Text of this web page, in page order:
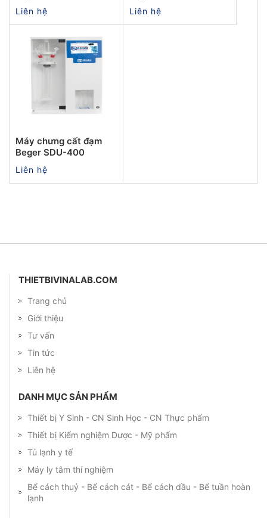
Liên hệ Liên hệ
Máy chưng cất đạm
Beger SDU-400
Liên hệ
THIETBIVINALAB.COM
Trang chủ
Giới thiệu
Tư vấn
Tin tức
Liên hệ
DANH MỤC SẢN PHẨM
Thiết bị Y Sinh - CN Sinh Học - CN Thực phẩm
Thiết bị Kiểm nghiệm Dược - Mỹ phẩm
Tủ lạnh y tế
Máy ly tâm thí nghiệm
Bể cách thuỷ - Bể cách cát - Bể cách dầu - Bể tuần hoàn
lạnh